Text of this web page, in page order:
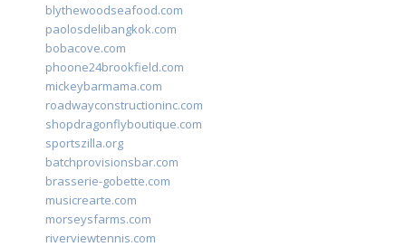
blythewoodseafood.com
paolosdelibangkok.com
bobacove.com
phoone24brookfield.com
mickeybarmama.com
roadwayconstructioninc.com
shopdragonflyboutique.com
sportszilla.org
batchprovisionsbar.com
brasserie-gobette.com
musicrearte.com
morseysfarms.com
riverviewtennis.com